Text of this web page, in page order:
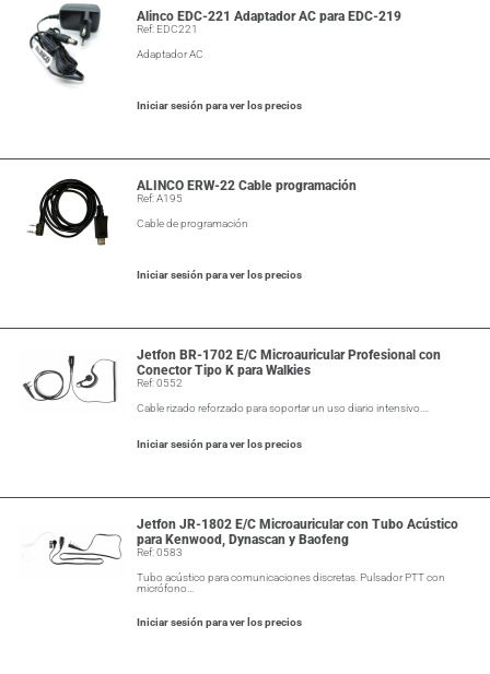
Alinco EDC-221 Adaptador AC para EDC-219
Ref: EDC221
Adaptador AC
Iniciar sesión para ver los precios
ALINCO ERW-22 Cable programación
Ref: A195
Cable de programación
Iniciar sesión para ver los precios
Jetfon BR-1702 E/C Microauricular Profesional con
Conector Tipo K para Walkies
Ref: 0552
Cable rizado reforzado para soportar un uso diario intensivo.…
Iniciar sesión para ver los precios
Jetfon JR-1802 E/C Microauricular con Tubo Acústico
para Kenwood, Dynascan y Baofeng
Ref: 0583
Tubo acústico para comunicaciones discretas. Pulsador PTT con
micrófono…
Iniciar sesión para ver los precios